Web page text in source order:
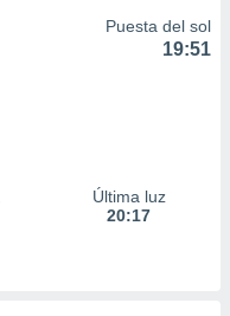
Puesta del sol
19:51
Última luz
20:17